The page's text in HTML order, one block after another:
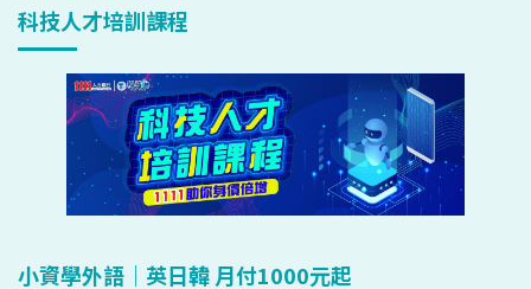
科技人才培訓課程
小資學外語｜英日韓 月付1000元起